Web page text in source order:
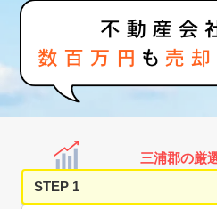
三浦郡の厳
STEP 1
不動産の売却・一括査定
家査定シミュレーター
お問い合わせ